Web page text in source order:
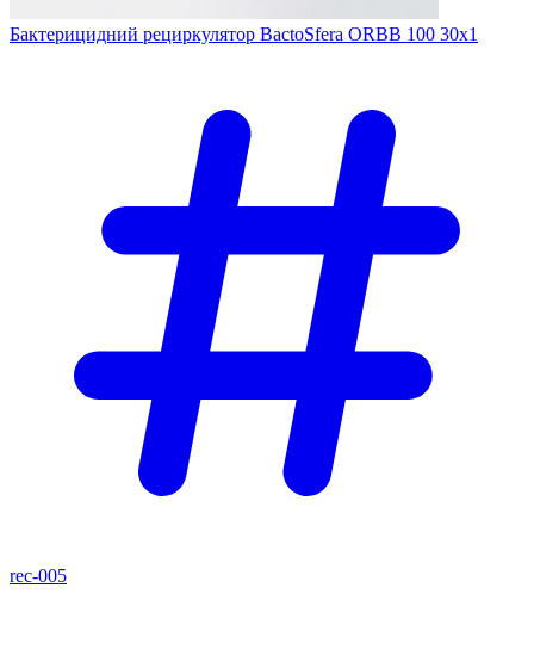
Бактерицидний рециркулятор BactoSfera ORBB 100 30x1
rec-005